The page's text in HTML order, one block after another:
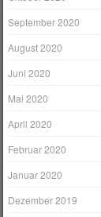
September 2020
August 2020
Juni 2020
Mai 2020
April 2020
Februar 2020
Januar 2020
Dezember 2019